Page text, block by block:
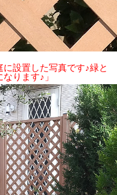
に設置した写真です♪緑と
ります♪」